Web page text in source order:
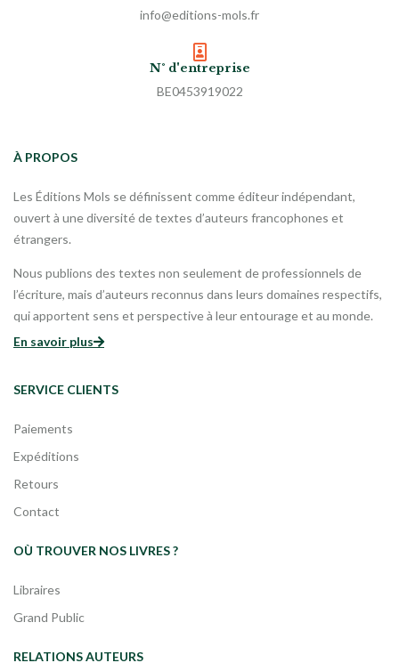
info@editions-mols.fr
N° d'entreprise
BE0453919022
À PROPOS
Les Éditions Mols se définissent comme éditeur indépendant,
ouvert à une diversité de textes d’auteurs francophones et
étrangers.
Nous publions des textes non seulement de professionnels de
l’écriture, mais d’auteurs reconnus dans leurs domaines respectifs,
qui apportent sens et perspective à leur entourage et au monde.
En savoir plus
SERVICE CLIENTS
Paiements
Expéditions
Retours
Contact
OÙ TROUVER NOS LIVRES ?
Libraires
Grand Public
RELATIONS AUTEURS